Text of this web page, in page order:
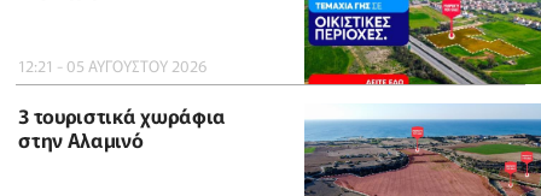
12:21 - 05 ΑΥΓΟΥΣΤΟΥ 2026
3 τουριστικά χωράφια
στην Αλαμινό